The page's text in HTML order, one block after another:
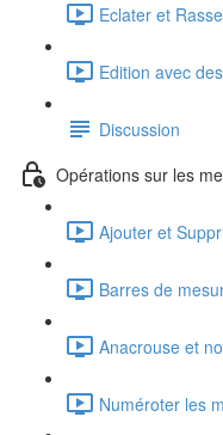
Eclater et
Edition avec
Discussion
Opérations sur les
Ajouter et
Barres de
Anacrouse et
Numéroter les